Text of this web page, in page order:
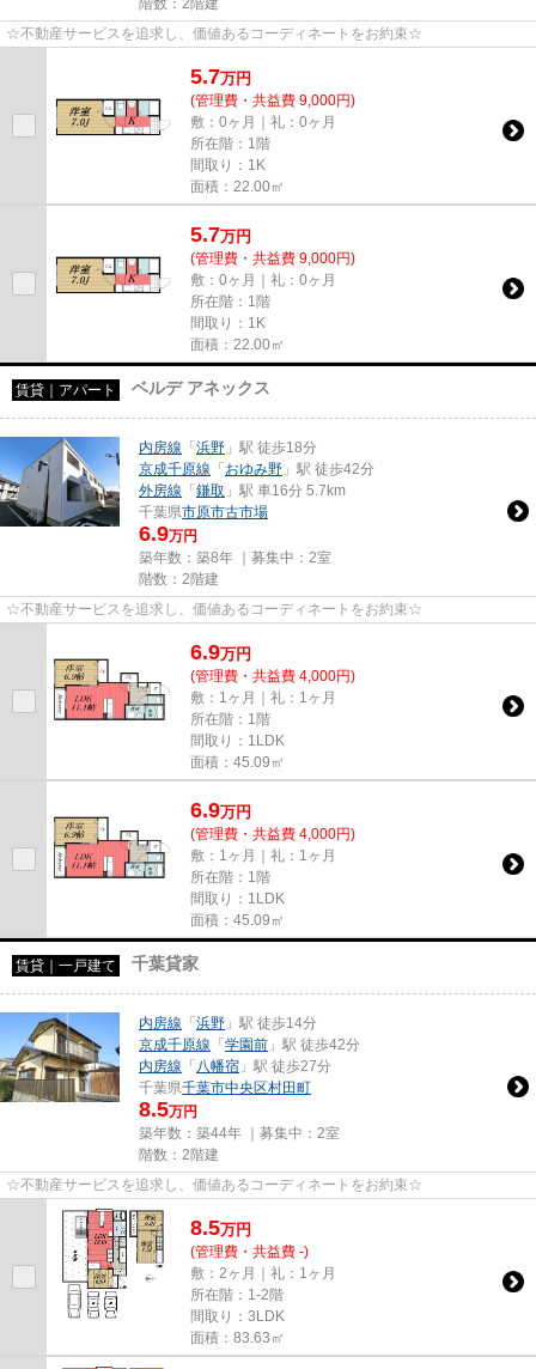
階数：2階建
☆不動産サービスを追求し、価値あるコーディネートをお約束☆
5.7万円
(管理費・共益費 9,000円)
敷：0ヶ月｜礼：0ヶ月
所在階：1階
間取り：1K
面積：22.00㎡
5.7万円
(管理費・共益費 9,000円)
敷：0ヶ月｜礼：0ヶ月
所在階：1階
間取り：1K
面積：22.00㎡
賃貸｜アパート ベルデ アネックス
内房線 「 浜野 」駅 徒歩18分
京成千原線 「 おゆみ野 」駅 徒歩42分
外房線 「 鎌取 」駅 車16分 5.7km
千葉県市原市古市場
6.9万円
築年数：築8年 ｜募集中： 2室
階数：2階建
☆不動産サービスを追求し、価値あるコーディネートをお約束☆
6.9万円
(管理費・共益費 4,000円)
敷：1ヶ月｜礼：1ヶ月
所在階：1階
間取り：1LDK
面積：45.09㎡
6.9万円
(管理費・共益費 4,000円)
敷：1ヶ月｜礼：1ヶ月
所在階：1階
間取り：1LDK
面積：45.09㎡
賃貸｜一戸建て 千葉貸家
内房線 「 浜野 」駅 徒歩14分
京成千原線 「 学園前 」駅 徒歩42分
内房線 「 八幡宿 」駅 徒歩27分
千葉県千葉市中央区村田町
8.5万円
築年数：築44年 ｜募集中： 2室
階数：2階建
☆不動産サービスを追求し、価値あるコーディネートをお約束☆
8.5万円
(管理費・共益費 -)
敷：2ヶ月｜礼：1ヶ月
所在階：1-2階
間取り：3LDK
面積：83.63㎡